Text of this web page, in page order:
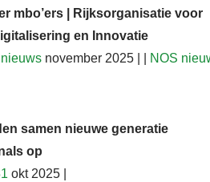
mbo’ers | Rijksorganisatie voor
en Innovatie
november 2025 | | NOS
samen nieuwe generatie
op
okt 2025 |